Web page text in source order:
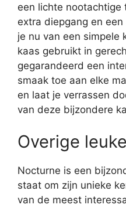
een lichte
extra diepgang en
je nu van een simpele
kaas gebruikt in
gegarandeerd een
smaak toe aan elke
en laat je verrassen
van deze bijzondere
Overige
Nocturne is een
staat om zijn unieke
van de meest